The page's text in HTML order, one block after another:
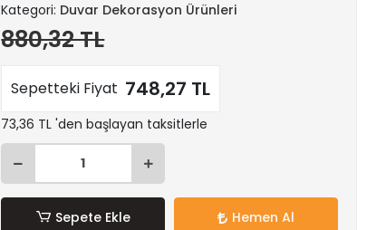
Kategori: Duvar Dekorasyon Ürünleri
880,32 TL
Sepetteki Fiyat 748,27 TL
73,36 TL 'den başlayan taksitlerle
Sepete Ekle Hemen Al